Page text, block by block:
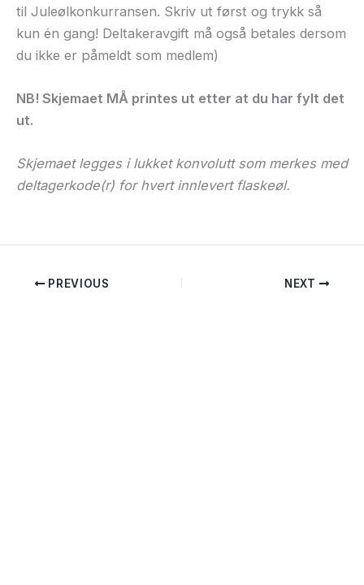
til Juleølkonkurransen. Skriv ut først og trykk så
kun én gang! Deltakeravgift må også betales dersom
du ikke er påmeldt som medlem)
NB! Skjemaet MÅ printes ut etter at du har fylt det
ut.
Skjemaet legges i lukket konvolutt som merkes med
deltagerkode(r) for hvert innlevert flaskeøl.
PREVIOUS NEXT